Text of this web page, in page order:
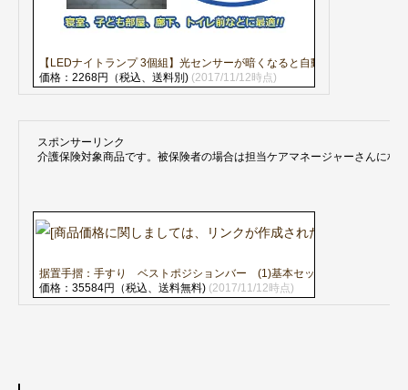
【LEDナイトランプ 3個組】光センサーが暗くなると自動で点灯、明るく
価格：2268円（税込、送料別) (2017/11/12時点)
スポンサーリンク
介護保険対象商品です。被保険者の場合は担当ケアマネージャーさんに相
据置手摺：手すり ベストポジションバー (1)基本セット (2)ショー
価格：35584円（税込、送料無料) (2017/11/12時点)